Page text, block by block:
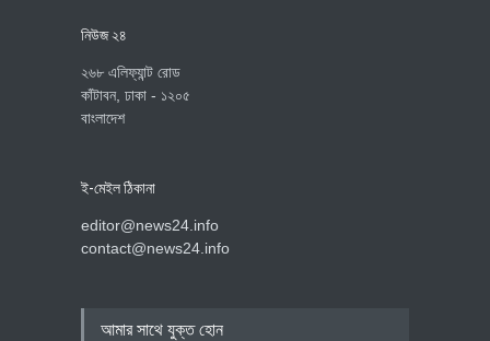
নিউজ ২৪
২৬৮ এলিফ্যান্ট রোড
কাঁটাবন, ঢাকা - ১২০৫
বাংলাদেশ
ই-মেইল ঠিকানা
editor@news24.info
contact@news24.info
আমার সাথে যুক্ত হোন